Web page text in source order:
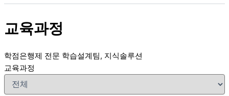
로
너
기
교육과정
학점은행제 전문 학습설계팀, 지식솔루션
교육과정